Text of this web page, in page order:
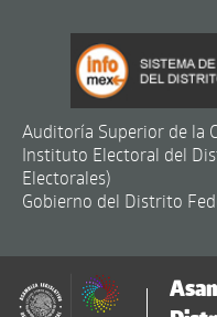
Auditoría Superior de la
Instituto Electoral del
Electorales)
Gobierno del Distrito